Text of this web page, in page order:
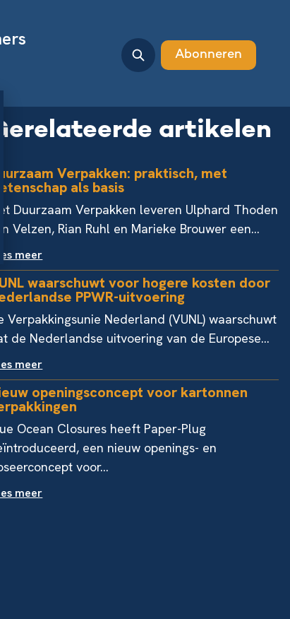
Abonneren
Gerelateerde artikelen
Verpakken: praktisch, met
als basis
Duurzaam Verpakken leveren Ulphard Thoden
Velzen, Rian Ruhl en Marieke Brouwer een...
meer
waarschuwt voor hogere kosten door
PPWR-uitvoering
Verpakkingsunie Nederland (VUNL) waarschuwt
de Nederlandse uitvoering van de Europese...
meer
openingsconcept voor kartonnen
Ocean Closures heeft Paper-Plug
een nieuw openings- en
voor...
meer